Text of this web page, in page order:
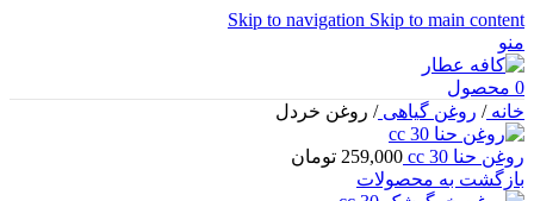
Skip to navigation Skip to main content
منو
0 محصول
خانه/ روغن گیاهی/ روغن خردل
روغن حنا 30 cc 259,000 تومان
بازگشت به محصولات